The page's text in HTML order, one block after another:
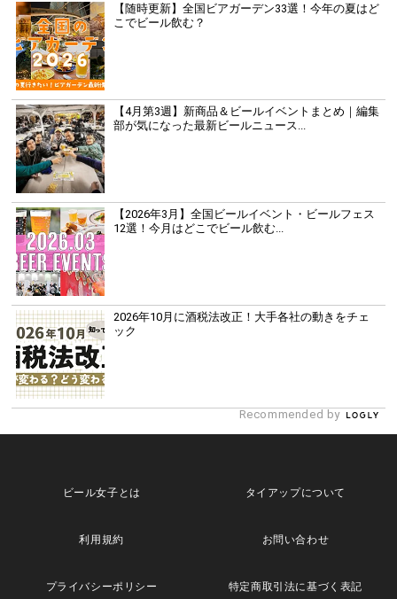
【随時更新】全国ビアガーデン33選！今年の夏はど
こでビール飲む？
【4月第3週】新商品＆ビールイベントまとめ｜編集
部が気になった最新ビールニュース...
【2026年3月】全国ビールイベント・ビールフェス
12選！今月はどこでビール飲む...
2026年10月に酒税法改正！大手各社の動きをチェ
ック
Recommended by
ビール女子とは タイアップについて
利用規約 お問い合わせ
プライバシーポリシー 特定商取引法に基づく表記